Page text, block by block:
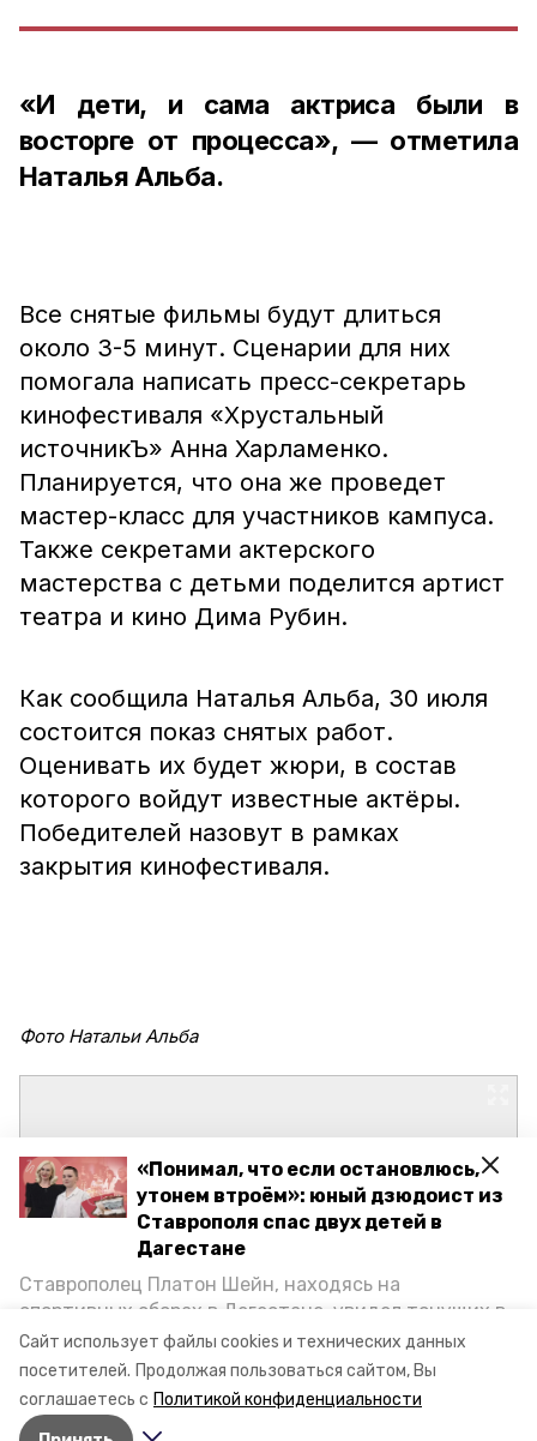
Сайт использует файлы cookies и технических данных
посетителей. Продолжая пользоваться сайтом, Вы
соглашаетесь с Политикой конфиденциальности
«Понимал, что если остановлюсь,
утонем втроём»: юный дзюдоист из
Ставрополя спас двух детей в
Дагестане
Ставрополец Платон Шейн, находясь на
спортивных сборах в Дегестане, увидел тонущих в
Каспийском море детей и бросился на помощь. По
возвращении домой, отважного мальчика
пригласили в министерство образования края и
наградили. Корреспондент «Победы26» пообщался
«И дети, и сама актриса были в
восторге от процесса», — отметила
Наталья Альба.
Все снятые фильмы будут длиться
около 3-5 минут. Сценарии для них
помогала написать пресс-секретарь
кинофестиваля «Хрустальный
источникЪ» Анна Харламенко.
Планируется, что она же проведет
мастер-класс для участников кампуса.
Также секретами актерского
мастерства с детьми поделится артист
театра и кино Дима Рубин.
Как сообщила Наталья Альба, 30 июля
состоится показ снятых работ.
Оценивать их будет жюри, в состав
которого войдут известные актёры.
Победителей назовут в рамках
закрытия кинофестиваля.
Фото Натальи Альба